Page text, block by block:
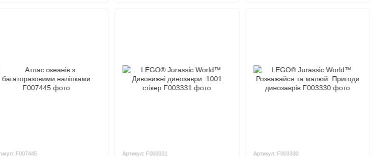
F007445 Артикул: F003331 Артикул: F003330